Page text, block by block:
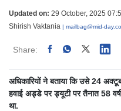
Updated on: 29 October, 2025
Shirish Vaktania | mailbag@mid-
Share: Linked
अधिकारियों ने बताया कि उसे 24
हवाई अड्डे पर ड्यूटी पर तैनात 58
था.